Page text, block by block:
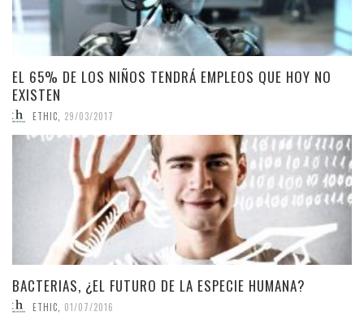
EL 65% DE LOS NIÑOS TENDRÁ EMPLEOS QUE HOY NO
EXISTEN
ETHIC 29/03/2017
BACTERIAS, ¿EL FUTURO DE LA ESPECIE HUMANA?
ETHIC 01/07/2016